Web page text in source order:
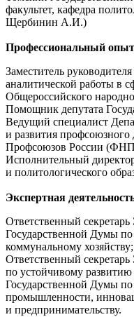
факультет, кафедра
Щербинин А.И.)
Профессиональный опыт
Заместитель
аналитической работы в
Общероссийского
Помощник депутата
Ведущий специалист
и развития
Профсоюзов России
Исполнительный
и политологического
Экспертная
Ответственный
Государственной Думы
коммунальному хозяйству;
Ответственный секретарь
по устойчивому
Государственной Думы
промышленности,
и предпринимательству.